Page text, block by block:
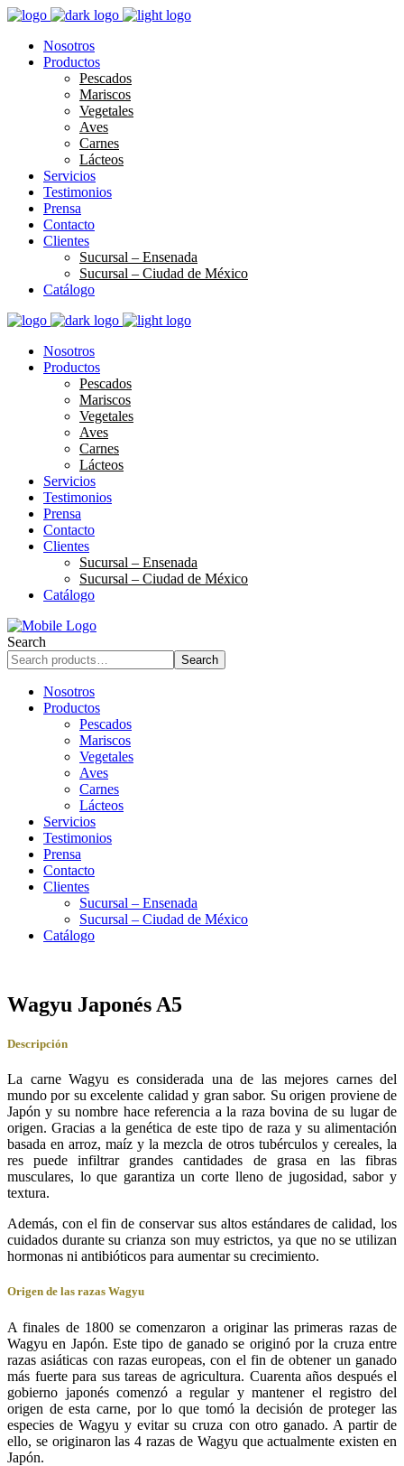
Nosotros
Productos
Pescados
Mariscos
Vegetales
Aves
Carnes
Lácteos
Servicios
Testimonios
Prensa
Contacto
Clientes
Sucursal – Ensenada
Sucursal – Ciudad de México
Catálogo
Nosotros
Productos
Pescados
Mariscos
Vegetales
Aves
Carnes
Lácteos
Servicios
Testimonios
Prensa
Contacto
Clientes
Sucursal – Ensenada
Sucursal – Ciudad de México
Catálogo
Search
Search
Nosotros
Productos
Pescados
Mariscos
Vegetales
Aves
Carnes
Lácteos
Servicios
Testimonios
Prensa
Contacto
Clientes
Sucursal – Ensenada
Sucursal – Ciudad de México
Catálogo
Wagyu Japonés A5
Descripción
La carne Wagyu es considerada una de las mejores carnes del
mundo por su excelente calidad y gran sabor. Su origen proviene de
Japón y su nombre hace referencia a la raza bovina de su lugar de
origen. Gracias a la genética de este tipo de raza y su alimentación
basada en arroz, maíz y la mezcla de otros tubérculos y cereales, la
res puede infiltrar grandes cantidades de grasa en las fibras
musculares, lo que garantiza un corte lleno de jugosidad, sabor y
textura.
Además, con el fin de conservar sus altos estándares de calidad, los
cuidados durante su crianza son muy estrictos, ya que no se utilizan
hormonas ni antibióticos para aumentar su crecimiento.
Origen de las razas Wagyu
A finales de 1800 se comenzaron a originar las primeras razas de
Wagyu en Japón. Este tipo de ganado se originó por la cruza entre
razas asiáticas con razas europeas, con el fin de obtener un ganado
más fuerte para sus tareas de agricultura. Cuarenta años después el
gobierno japonés comenzó a regular y mantener el registro del
origen de esta carne, por lo que tomó la decisión de proteger las
especies de Wagyu y evitar su cruza con otro ganado. A partir de
ello, se originaron las 4 razas de Wagyu que actualmente existen en
Japón.